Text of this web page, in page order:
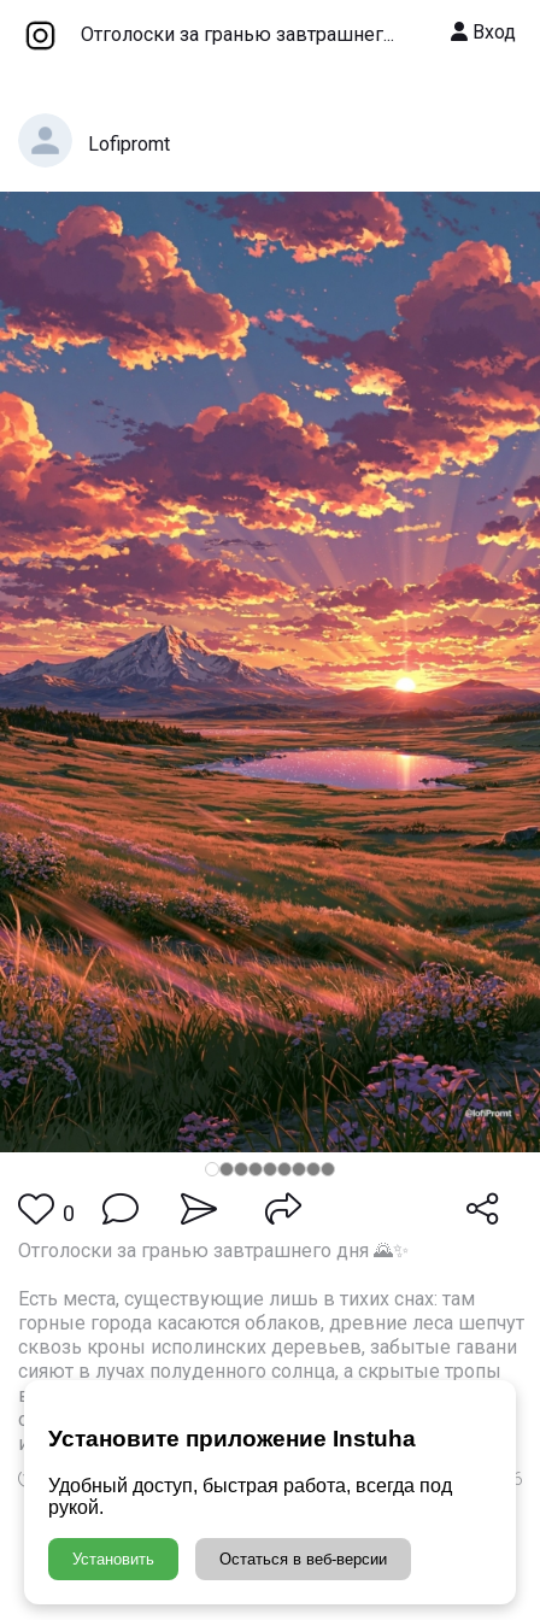
Установите приложение Instuha
Удобный доступ, быстрая работа, всегда под
рукой.
Установить Остаться в веб-версии
Отголоски за гранью завтрашнег... Вход
Lofipromt
0
Отголоски за гранью завтрашнего дня 🌄✨
Есть места, существующие лишь в тихих снах: там
горные города касаются облаков, древние леса шепчут
сквозь кроны исполинских деревьев, забытые гавани
сияют в лучах полуденного солнца, а скрытые тропы
ведут к бесконечным горизонтам. Каждый шаг здесь
ощущается как начало новой, неподвластной времени
истории.
7 Июл в 19:52 566